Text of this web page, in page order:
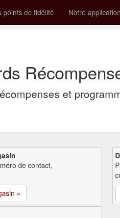
points de fidélité Notre application
et
de contact,
»